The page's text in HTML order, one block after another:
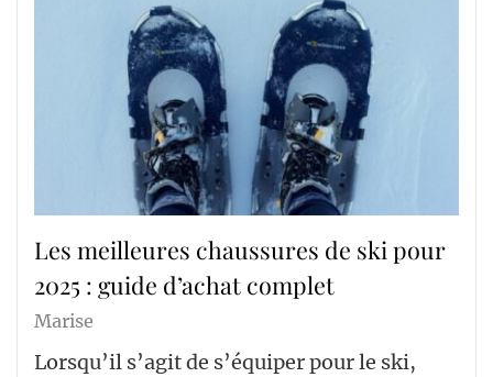
Les meilleures chaussures de ski pour
2025 : guide d’achat complet
Marise
Lorsqu’il s’agit de s’équiper pour le ski,